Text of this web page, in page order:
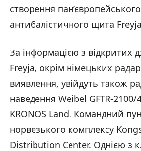
створення пан’європейського
антибалістичного щита
За інформацією з відкритих
Freyja, окрім німецьких
виявлення, увійдуть також
наведення Weibel GFTR-
KRONOS Land. Командний
норвезького комплексу
Distribution Center. Однією з